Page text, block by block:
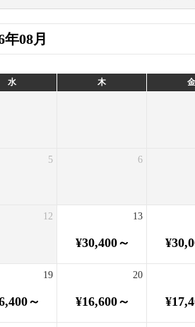
年08月
水 木 金
5 6
12
¥30,400～
13
～
19
¥16,600～
20